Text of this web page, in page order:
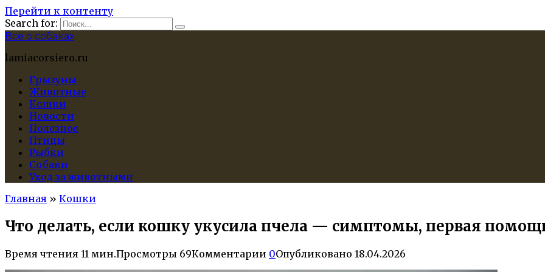
Перейти к контенту
Search for:
Все о собаках
lamiacorsiero.ru
Грызуны
Животные
Кошки
Новости
Полезное
Птицы
Рыбки
Собаки
Уход за животными
Главная » Кошки
Что делать, если кошку укусила пчела — симптомы, первая
Время чтения 11 мин.Просмотры 69Комментарии 0Опубликовано 18.04.2026